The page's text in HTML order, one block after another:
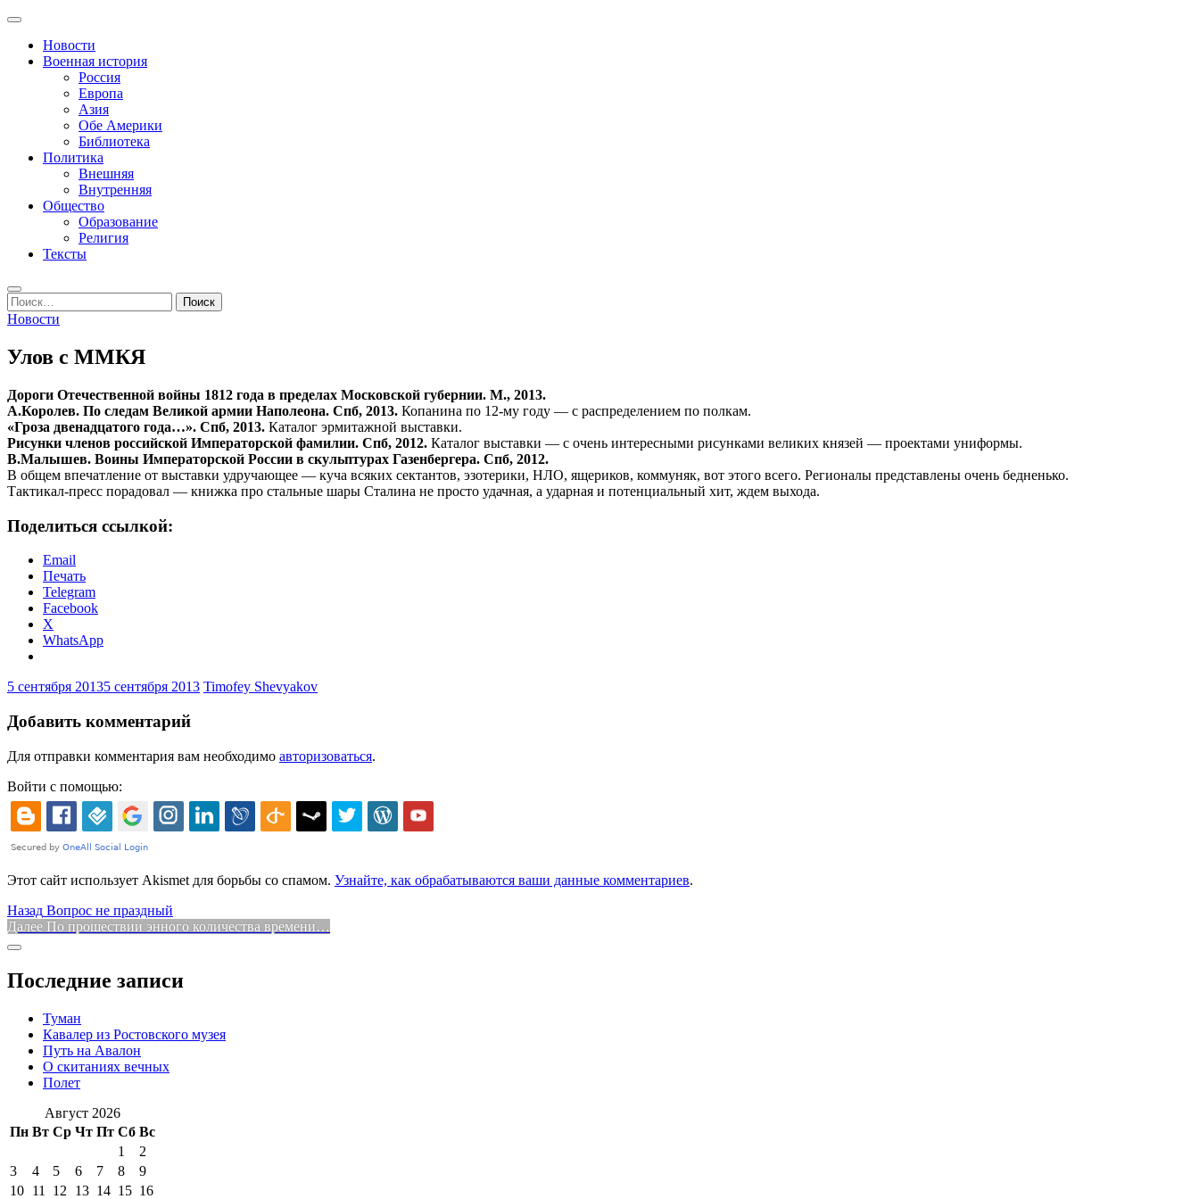
Перейти
содержимому
Журнал старого ворчуна
Записки пенсионера и геймера
Основное
Новости
Военная история
Россия
Европа
Азия
Обе Америки
Библиотека
Политика
Внешняя
Внутренняя
Общество
Образование
Религия
Тексты
Поиск
Найти:
Новости
Улов с ММКЯ
Дороги Отечественной войны 1812 года в пределах Московской губернии. М., 2013.
А.Королев. По следам Великой армии Наполеона. Спб, 2013. Копанина по 12-му году — с распределением по полкам.
«Гроза двенадцатого года…». Спб, 2013. Каталог эрмитажной выставки.
Рисунки членов российской Императорской фамилии. Спб, 2012. Каталог выставки — с очень интересными рисунками великих князей — проектами униформы.
В.Малышев. Воины Императорской России в скульптурах Газенбергера. Спб, 2012.
В общем впечатление от выставки удручающее — куча всяких сектантов, эзотерики, НЛО, ящериков, коммуняк, вот этого всего. Регионалы представлены очень бедненько.
Тактикал-пресс порадовал — книжка про стальные шары Сталина не просто удачная, а ударная и потенциальный хит, ждем выхода.
Поделиться ссылкой:
Email
Печать
Telegram
Facebook
X
WhatsApp
5 сентября 20135 сентября 2013 Timofey Shevyakov
Добавить комментарий
Для отправки комментария вам необходимо авторизоваться.
Войти с помощью:
Этот сайт использует Akismet для борьбы со спамом. Узнайте, как обрабатываются ваши данные комментариев.
Навигация
по
Назад Предыдущая
запись:
Вопрос не праздный
Далее Следующая
По прошествии энного количества времени…
Боковая
Последние записи
Туман
Кавалер из Ростовского музея
Путь на Авалон
О скитаниях вечных
Полет
Август 2026
Пн Вт Ср Чт Пт Сб Вс
1
2
3
4 5 6 7 8
9
10 11 12 13 14 15 16